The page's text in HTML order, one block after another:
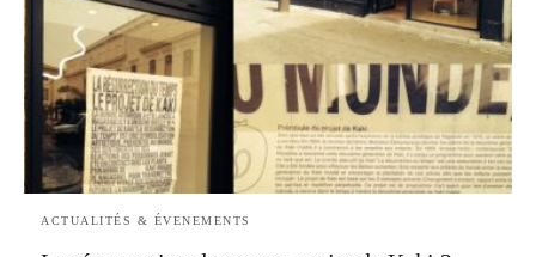
ACTUALITÉS & ÉVENEMENTS